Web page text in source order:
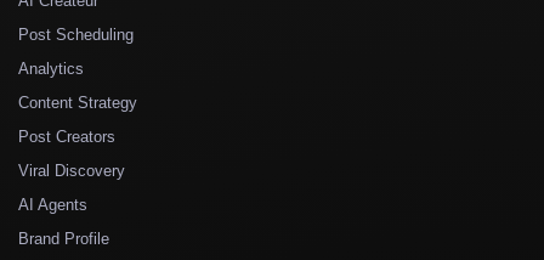
Post Scheduling
Analytics
Content Strategy
Post Creators
Viral Discovery
AI Agents
Brand Profile